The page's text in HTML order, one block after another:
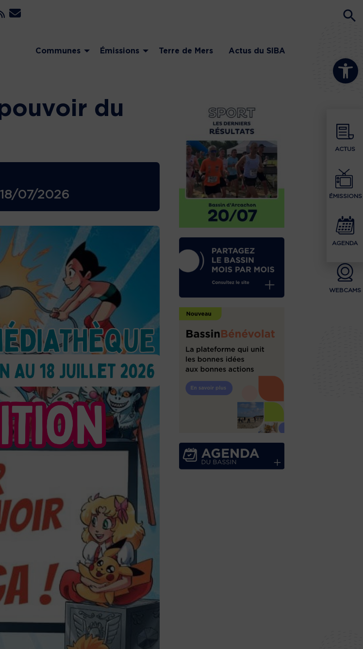
Ouvrir la
ACTUS
ÉMISSIONS
AGENDA
WEBCAMS
Communes Émissions Terre de Mers Actus du SIBA
du
18/07/2026